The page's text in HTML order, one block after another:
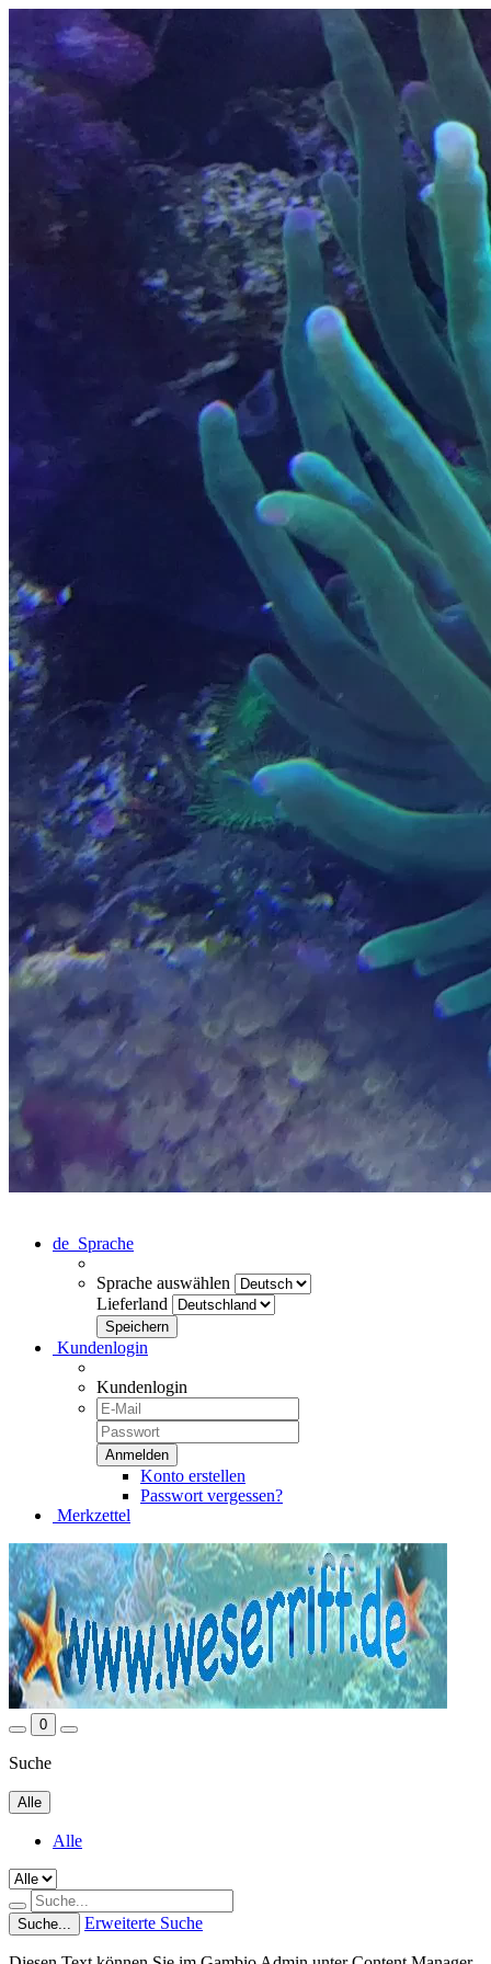
de Sprache
Sprache auswählen
Lieferland
Kundenlogin
Kundenlogin
Konto erstellen
Passwort vergessen?
Merkzettel
0
Suche
Alle
Alle
Suche... Erweiterte Suche